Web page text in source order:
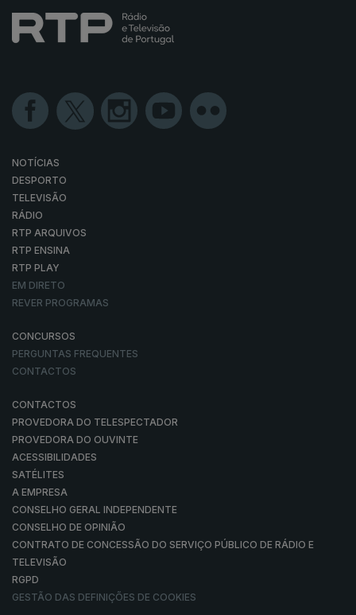
NOTÍCIAS
DESPORTO
TELEVISÃO
RÁDIO
RTP ARQUIVOS
RTP ENSINA
RTP PLAY
EM DIRETO
REVER PROGRAMAS
CONCURSOS
PERGUNTAS FREQUENTES
CONTACTOS
CONTACTOS
PROVEDORA DO TELESPECTADOR
PROVEDORA DO OUVINTE
ACESSIBILIDADES
SATÉLITES
A EMPRESA
CONSELHO GERAL INDEPENDENTE
CONSELHO DE OPINIÃO
CONTRATO DE CONCESSÃO DO SERVIÇO PÚBLICO DE RÁDIO E
TELEVISÃO
RGPD
GESTÃO DAS DEFINIÇÕES DE COOKIES